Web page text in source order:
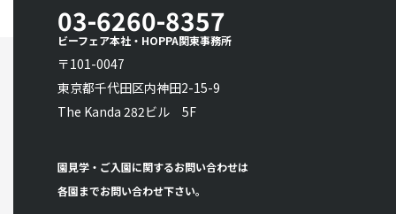
03-6260-8357
ビーフェア本社・HOPPA関東事務所
〒101-0047
東京都千代田区内神田2-15-9
The Kanda 282ビル 5F
園見学・ご入園に関するお問い合わせは
各園までお問い合わせ下さい。